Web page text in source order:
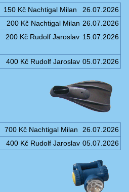
150 Kč Nachtigal Milan 26.07.2026
200 Kč Nachtigal Milan 26.07.2026
200 Kč Rudolf Jaroslav 15.07.2026
400 Kč Rudolf Jaroslav 05.07.2026
700 Kč Nachtigal Milan 26.07.2026
400 Kč Rudolf Jaroslav 05.07.2026